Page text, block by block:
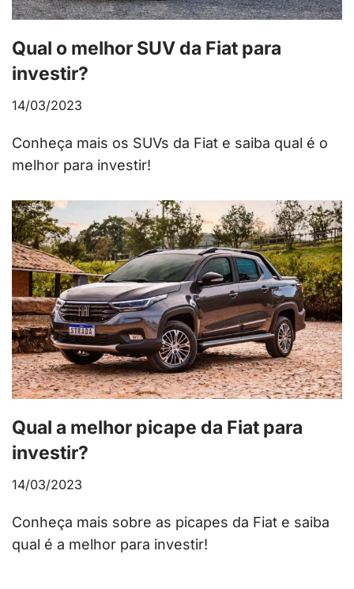
Qual o melhor SUV da Fiat para
investir?
14/03/2023
Conheça mais os SUVs da Fiat e saiba qual é o
melhor para investir!
Qual a melhor picape da Fiat para
investir?
14/03/2023
Conheça mais sobre as picapes da Fiat e saiba
qual é a melhor para investir!